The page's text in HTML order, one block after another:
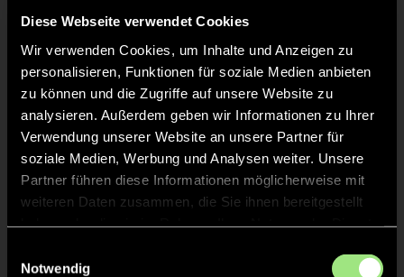
Diese Webseite verwendet Cookies
Wir verwenden Cookies, um Inhalte und Anzeigen zu
personalisieren, Funktionen für soziale Medien anbieten
zu können und die Zugriffe auf unsere Website zu
analysieren. Außerdem geben wir Informationen zu Ihrer
Verwendung unserer Website an unsere Partner für
soziale Medien, Werbung und Analysen weiter. Unsere
Partner führen diese Informationen möglicherweise mit
weiteren Daten zusammen, die Sie ihnen bereitgestellt
Notwendig
Frederick Sven B. 15
Jakob S. 8
Christoph H.
ETW
1